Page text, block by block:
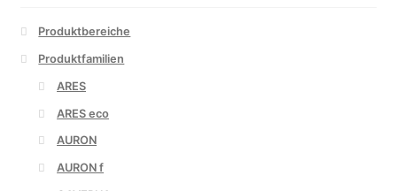
Produktbereiche
Produktfamilien
ARES
ARES eco
AURON
AURON f